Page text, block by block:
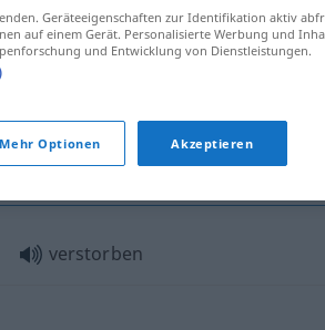
verstorben
Geräteeigenschaften zur Identifikation aktiv
auf einem Gerät. Personalisierte Werbung und
und Entwicklung von Dienstleistungen.
Mehr Optionen Akzeptieren